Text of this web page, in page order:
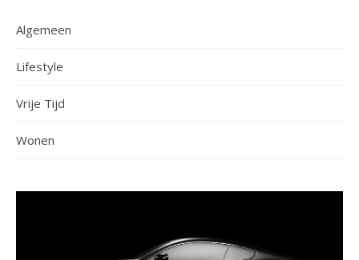
Algemeen
Lifestyle
Vrije Tijd
Wonen